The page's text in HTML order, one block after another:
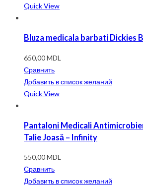
Quick View
Bluza medicala barbati Dickies
650,00MDL
Сравнить
Добавить в список желаний
Quick View
Pantaloni Medicali
Talie Joasă – Infinity
550,00MDL
Сравнить
Добавить в список желаний